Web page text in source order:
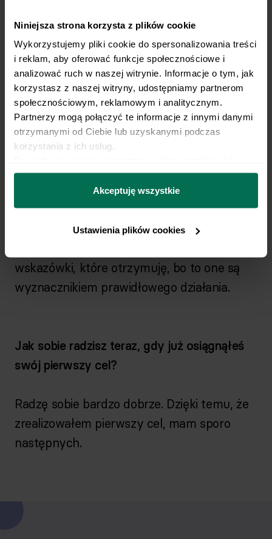
Niniejsza strona korzysta z plików cookie
Wykorzystujemy pliki cookie do spersonalizowania treści
i reklam, aby oferować funkcje społecznościowe i
analizować ruch w naszej witrynie. Informacje o tym, jak
korzystasz z naszej witryny, udostępniamy partnerom
społecznościowym, reklamowym i analitycznym.
Partnerzy mogą połączyć te informacje z innymi danymi
otrzymanymi od Ciebie lub uzyskanymi podczas
korzystania z ich usług.
można się z nami skontaktować i w jaki sposób
przetwarzamy dane osobowe w ramach
prywatności.
Akceptuję wszystkie
Ustawienia plików cookies
się szukać winy w sobie, a nie w planie
żywieniowym i szukać rozwiązań (z reguły
jest ich tysiące, tylko trzeba się spokojnie
zastanowić).
Co możesz powiedzieć o współpracy ze
mną, co było w niej dla Ciebie
najważniejsze?
Jestem zadowolony ze współpracy, dlatego
wskazówki, które otrzymuję, bo to one są
wyznacznikiem prawidłowego działania.
Jak sobie radzisz teraz, gdy już osiągnąłeś
swój pierwszy cel?
Radzę sobie bardzo dobrze. Dzięki temu, że
zrealizowałem pierwszy cel, mam sporo
następnych.